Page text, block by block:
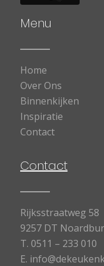
Menu
Home
Over Ons
Binnenkijken
Inspiratie
Contact
Contact
Rijksstraatweg 58
9257 DT
T. 0511 – 233 010
E.